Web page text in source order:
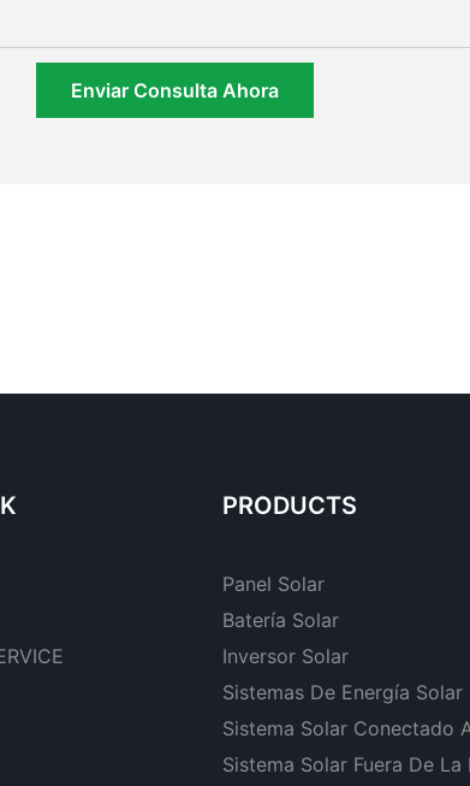
Enviar Consulta Ahora
PRODUCTS
Panel Solar
Batería Solar
Inversor Solar
Sistemas De Energía Solar
Sistema Solar Conectado
Sistema Solar Fuera De La